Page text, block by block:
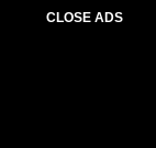
CLOSE ADS